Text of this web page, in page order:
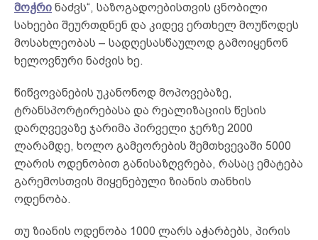
მოჭრი ნაძვს“, საზოგადოებისთვის ცნობილი
სახეები შეურთდნენ და კიდევ ერთხელ მოუწოდეს
მოსახლეობას – სადღესასწაულოდ გამოიყენონ
ხელოვნური ნაძვის ხე.
წიწვოვანების უკანონოდ მოპოვებაზე,
ტრანსპორტირებასა და რეალიზაციის წესის
დარღვევაზე ჯარიმა პირველი ჯერზე 2000
ლარამდე, ხოლო გამეორების შემთხვევაში 5000
ლარის ოდენობით განისაზღვრება, რასაც ემატება
გარემოსთვის მიყენებული ზიანის თანხის
ოდენობა.
თუ ზიანის ოდენობა 1000 ლარს აჭარბებს, პირის